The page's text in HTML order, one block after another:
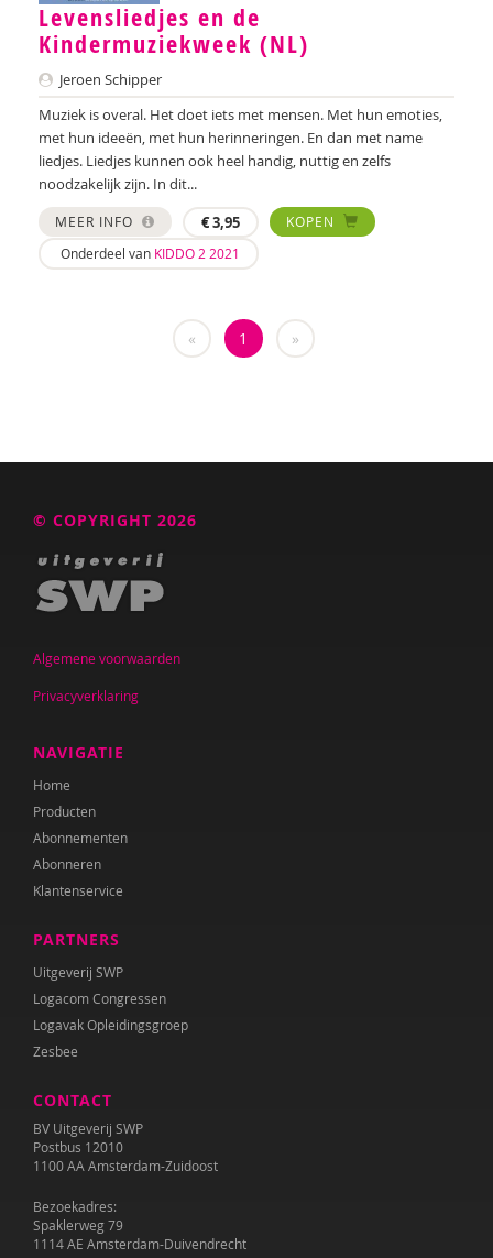
Jan De Mets
Bart Declercq
Vicky Dellas
Amanda Dietrich
Kirsten Dijk
Marjolein van Dijk
Nanne van Doorn
Edith van Eck
Marilse Eerkens
Tirtsa Ehrlich
Loïs Eijgenraam
Christel Eijkholt
Corina Elzenaar
Belinda Fallaux
Paula Fikkert
Marjolein van der Gaag
Eline Geschiere
Jill Goeman
Nathalie van Grinsven
Marieke Groenewold
Levensliedjes en de
Kindermuziekweek (NL)
Jeroen Schipper
Muziek is overal. Het doet iets met mensen. Met hun emoties,
met hun ideeën, met hun herinneringen. En dan met name
liedjes. Liedjes kunnen ook heel handig, nuttig en zelfs
noodzakelijk zijn. In dit...
MEER INFO €3,95
KOPEN
Onderdeel van KIDDO 2 2021
« 1 »
© COPYRIGHT 2026
Algemene voorwaarden
Privacyverklaring
NAVIGATIE
Home
Producten
Abonnementen
Abonneren
Klantenservice
PARTNERS
Uitgeverij SWP
Logacom Congressen
Logavak Opleidingsgroep
Zesbee
CONTACT
BV Uitgeverij SWP
Postbus 12010
1100 AA Amsterdam-Zuidoost
Bezoekadres:
Spaklerweg 79
1114 AE Amsterdam-Duivendrecht